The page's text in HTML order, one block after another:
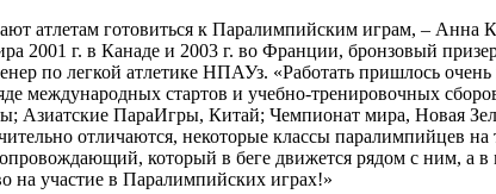
атлетам готовиться к Паралимпийским играм, – Анна
2001 г. в Канаде и 2003 г. во Франции, бронзовый
по легкой атлетике НПАУз. «Работать пришлось
международных стартов и учебно-тренировочных
Азиатские ПараИгры, Китай; Чемпионат мира, Новая
отличаются, некоторые классы паралимпийцев
который в беге движется рядом с ним, а
на участие в Паралимпийских играх!»